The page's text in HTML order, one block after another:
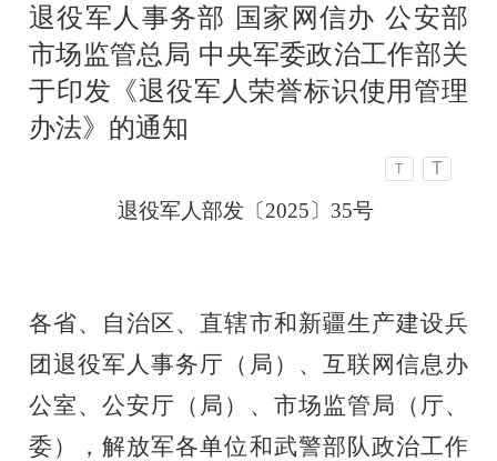
退役军人事务部 国家网信办 公安部
市场监管总局 中央军委政治工作部关
于印发《退役军人荣誉标识使用管理
办法》的通知
T T
退役军人部发〔2025〕35号
各省、自治区、直辖市和新疆生产建设兵
团退役军人事务厅（局）、互联网信息办
公室、公安厅（局）、市场监管局（厅、
委），解放军各单位和武警部队政治工作